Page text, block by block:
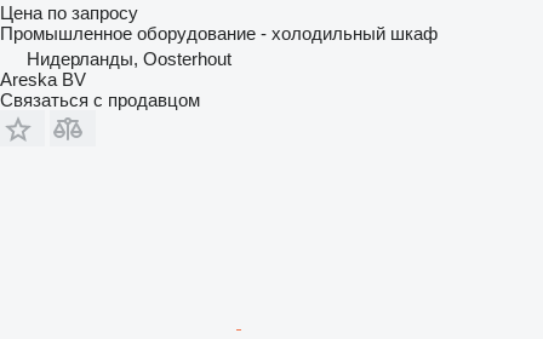
Цена по запросу
Промышленное оборудование - холодильный шкаф
Нидерланды, Oosterhout
Areska BV
Связаться с продавцом